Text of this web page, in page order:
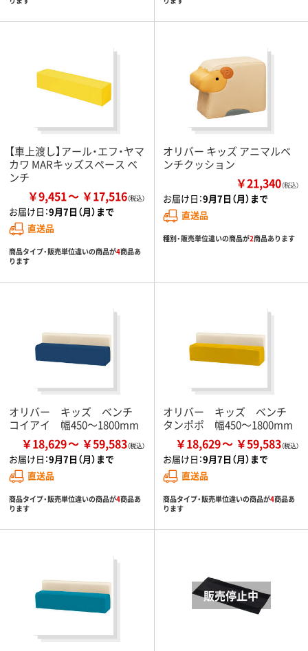
【車上渡し】アール・エフ・ヤマ
カワ MARキッズスペース ベ
ンチ
￥9,451 ￥17,516
お届け日：9月7日（月）まで
直送品
商品タイプ・販売単位違いの商品が4商品あ
ります
オリバー キッズ アニマルベ
ンチクッション
￥21,340（税込）
お届け日：9月7日（月）まで
直送品
種別・販売単位違いの商品が2商品あります
オリバー キッズ ベンチ
コイアイ 幅450～1800mm
￥18,629 ￥59,583
お届け日：9月7日（月）まで
直送品
商品タイプ・販売単位違いの商品が4商品あ
ります
オリバー キッズ ベンチ
タンポポ 幅450～1800mm
￥18,629 ￥59,583
お届け日：9月7日（月）まで
直送品
商品タイプ・販売単位違いの商品が4商品あ
ります